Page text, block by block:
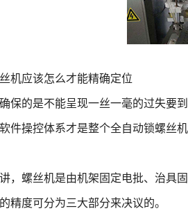
机应该怎么才能精确定位
保的是不能呈现一丝一毫的过失要
件操控体系才是整个全自动锁螺
，螺丝机是由机架固定电批、治具
精度可分为三大部分来决议的。